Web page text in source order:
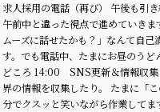
求人採用の電話（再び） 午後も引
午前中と違った視点で進めていき
ムーズに話せたかも？」なんて自己
す。でも電話中、たまにお昼のう
どころ 14:00 SNS更新＆情報収
界の情報を収集したり。 たまに「
分でクスッと笑いながら作業して